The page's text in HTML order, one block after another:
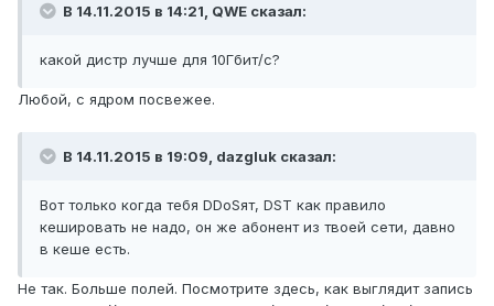
В 14.11.2015 в 14:21, QWE сказал:
какой дистр лучше для 10Гбит/с?
Любой, с ядром посвежее.
В 14.11.2015 в 19:09, dazgluk сказал:
Вот только когда тебя DDoSят, DST как правило
кешировать не надо, он же абонент из твоей сети, давно
в кеше есть.
Не так. Больше полей. Посмотрите здесь, как выглядит запись